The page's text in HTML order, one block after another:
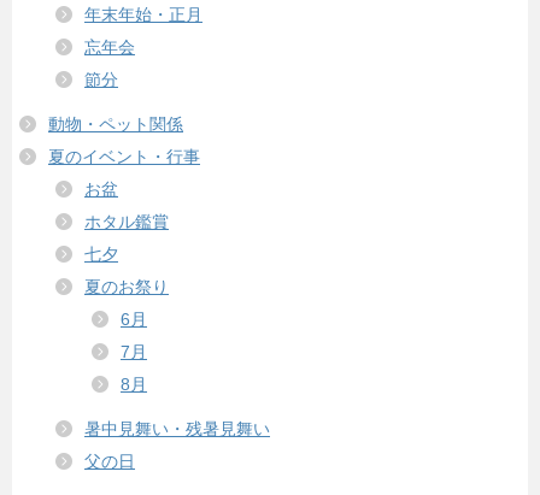
年末年始・正月
忘年会
節分
動物・ペット関係
夏のイベント・行事
お盆
ホタル鑑賞
七夕
夏のお祭り
6月
7月
8月
暑中見舞い・残暑見舞い
父の日